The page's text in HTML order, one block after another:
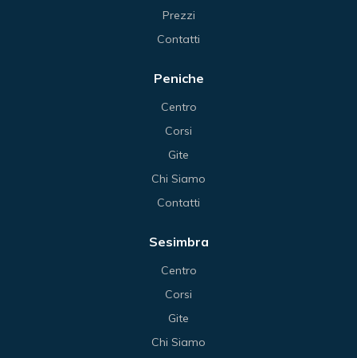
Prezzi
Contatti
Peniche
Centro
Corsi
Gite
Chi Siamo
Contatti
Sesimbra
Centro
Corsi
Gite
Chi Siamo